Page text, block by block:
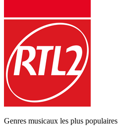
Genres musicaux les plus populaires